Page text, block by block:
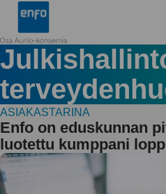
Siirry
sisältöön
Enfo
ASIAKASTARINA
Enfo on eduskunnan
luotettu kumppani